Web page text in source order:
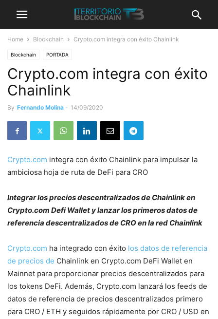
Home Blockchain Crypto.com integra con éxito Chainlink
Blockchain PORTADA
Crypto.com integra con éxito
Chainlink
By Fernando Molina - 14/09/2020
Crypto.com integra con éxito Chainlink para impulsar la
ambiciosa hoja de ruta de DeFi para CRO
Integrar los precios descentralizados de Chainlink en
Crypto.com Defi Wallet y lanzar los primeros datos de
referencia descentralizados de CRO en la red Chainlink
Crypto.com ha integrado con éxito los datos de referencia
de precios de Chainlink en Crypto.com DeFi Wallet en
Mainnet para proporcionar precios descentralizados para
los tokens DeFi. Además, Crypto.com lanzará los feeds de
datos de referencia de precios descentralizados primero
para CRO / ETH y seguidos rápidamente por CRO / USD en